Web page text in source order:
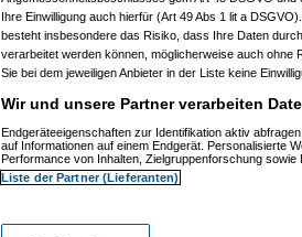
Ihre Einwilligung auch hierfür (Art 49 Abs 1 lit a
besteht insbesondere das Risiko, dass Ihre Daten
verarbeitet werden können, möglicherweise auch ohne
Sie bei dem jeweiligen Anbieter in der Liste keine
Wir und unsere Partner verarbeiten
Endgeräteeigenschaften zur Identifikation aktiv
auf Informationen auf einem Endgerät. Personalisierte
Performance von Inhalten, Zielgruppenforschung sowie
Liste der Partner (Lieferanten)